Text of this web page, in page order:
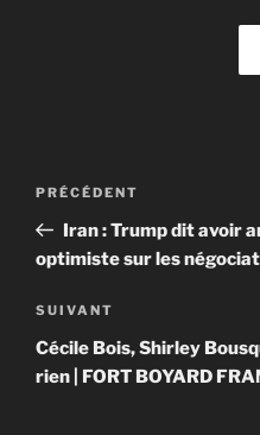
Navigation
l’article
Article
précédent
PRÉCÉDENT
Iran : Trump dit avoir
optimiste sur les
Article
suivant
SUIVANT
Cécile Bois, Shirley
rien | FORT BOYARD